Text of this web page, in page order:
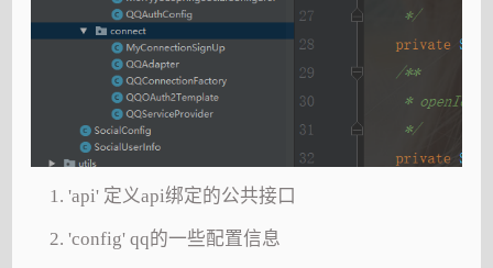
'api' 定义api绑定的公共接口
'config' qq的一些配置信息